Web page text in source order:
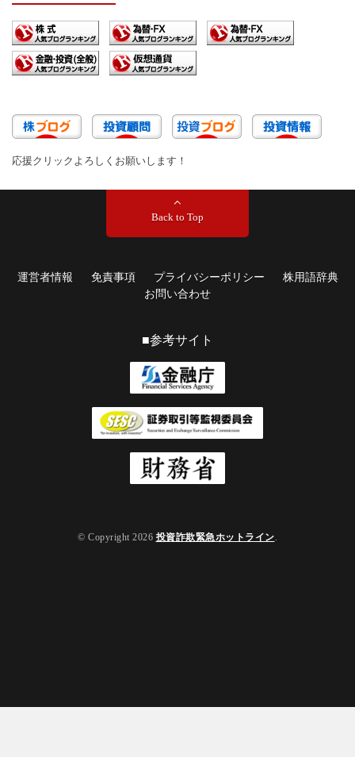
応援クリックよろしくお願いします！
Back to Top
運営者情報 免責事項 プライバシーポリシー
株用語辞典
お問い合わせ
■参考サイト
© Copyright 2026 投資詐欺緊急ホットライン.